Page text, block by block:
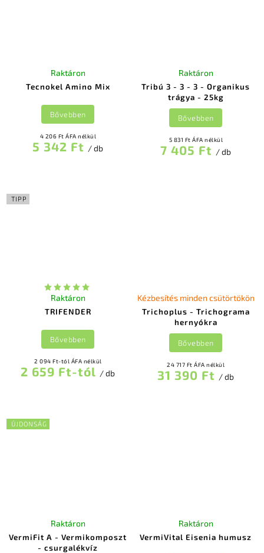
Tecnokel Amino Mix
Raktáron
4 206 Ft ÁFA nélkül
5 342 Ft / db
Bővebben
Tribú 3 - 3 - 3 - Organikus
trágya - 25kg
Raktáron
5 831 Ft ÁFA nélkül
7 405 Ft / db
Bővebben
TIPP
TRIFENDER
Raktáron
2 094 Ft-tól ÁFA nélkül
2 659 Ft-tól / db
Bővebben
Trichoplus - Trichograma
hernyókra
Kézbesítés minden csütörtökön
24 717 Ft ÁFA nélkül
31 390 Ft / db
Bővebben
ÚJDONSÁG
VermiFit A - Vermikomposzt
- csurgalékvíz
Raktáron
VermiVital Eisenia humusz
Raktáron